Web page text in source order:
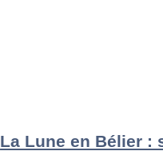
La Lune en Bélier :